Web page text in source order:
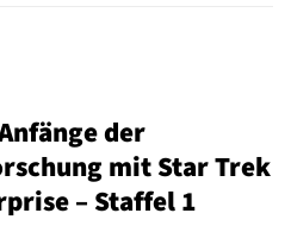
der
mit Star Trek
– Staffel 1